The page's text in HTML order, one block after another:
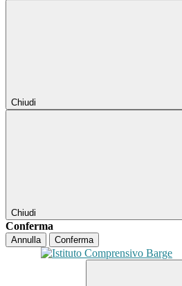
Chiudi
Chiudi
Conferma
Annulla Conferma